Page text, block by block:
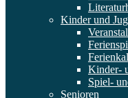
Kinder und
Kinder-
Spiel-
Senioren